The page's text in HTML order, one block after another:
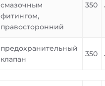
смазочным
фитингом,
правосторонний
350
предохранительный
клапан
350